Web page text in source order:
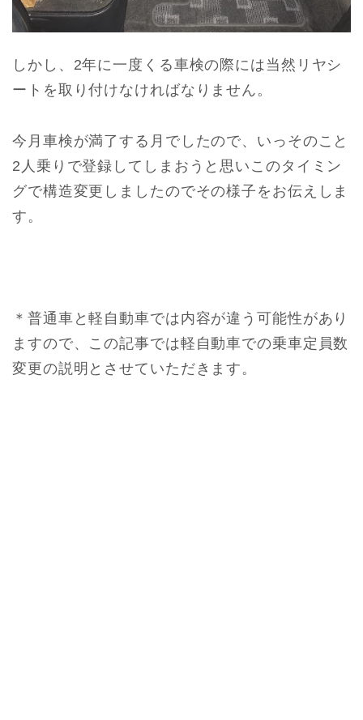
しかし、2年に一度くる車検の際には当然リヤシ
ートを取り付けなければなりません。
今月車検が満了する月でしたので、いっそのこと
2人乗りで登録してしまおうと思いこのタイミン
グで構造変更しましたのでその様子をお伝えしま
す。
＊普通車と軽自動車では内容が違う可能性があり
ますので、この記事では軽自動車での乗車定員数
変更の説明とさせていただきます。